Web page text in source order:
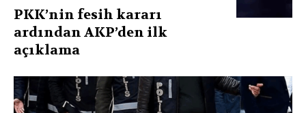
PKK’nin fesih kararı
ardından AKP’den ilk
açıklama